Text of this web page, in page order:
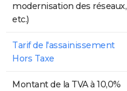
modernisation des réseaux,
etc.)
Tarif de l'assainissement
Hors Taxe
Montant de la TVA à 10,0%